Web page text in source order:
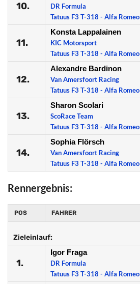
10.
DR Formula
Tatuus F3 T-318 - Alfa Romeo
11.
Konsta Lappalainen
KIC Motorsport
Tatuus F3 T-318 - Alfa Romeo
12.
Alexandre Bardinon
Van Amersfoort Racing
Tatuus F3 T-318 - Alfa Romeo
13.
Sharon Scolari
ScoRace Team
Tatuus F3 T-318 - Alfa Romeo
14.
Sophia Flörsch
Van Amersfoort Racing
Tatuus F3 T-318 - Alfa Romeo
Rennergebnis:
POS FAHRER
Zieleinlauf:
1.
Igor Fraga
DR Formula
Tatuus F3 T-318 - Alfa Romeo